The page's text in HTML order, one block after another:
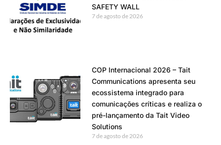
SAFETY WALL
7 de agosto de 2026
COP Internacional 2026 – Tait
Communications apresenta seu
ecossistema integrado para
comunicações críticas e realiza o
pré-lançamento da Tait Video
Solutions
7 de agosto de 2026